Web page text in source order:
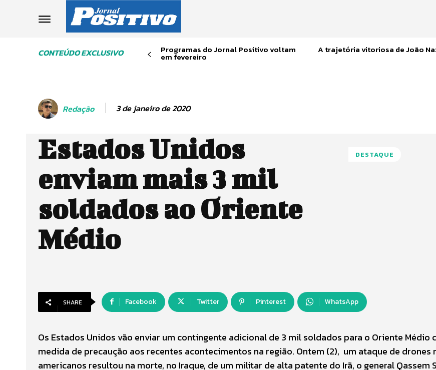
CONTEÚDO EXCLUSIVO Programas do Jornal Positivo voltam
em fevereiro
A trajetória vitoriosa de João
Redação 3 de janeiro de 2020
Estados Unidos
enviam mais 3 mil
soldados ao Oriente
Médio
DESTAQUE
SHARE Facebook Twitter Pinterest WhatsApp
Os Estados Unidos vão enviar um contingente adicional de 3 mil soldados para o Oriente Médio
medida de precaução aos recentes acontecimentos na região. Ontem (2), um ataque de drones
americanos resultou na morte, no Iraque, de um militar de alta patente do Irã, o general Qassem